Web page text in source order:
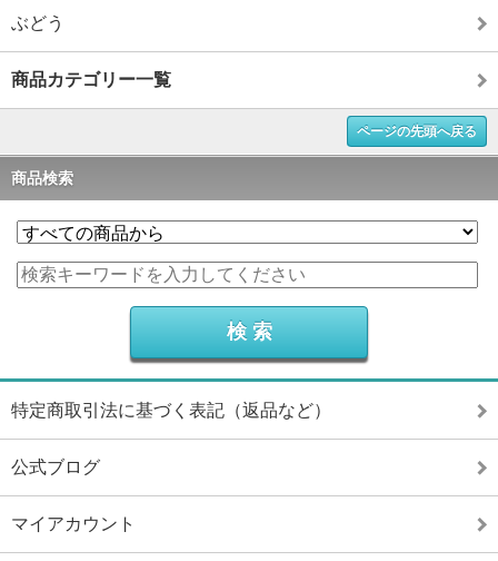
ぶどう
商品カテゴリー一覧
ページの先頭へ戻る
商品検索
特定商取引法に基づく表記（返品など）
公式ブログ
マイアカウント